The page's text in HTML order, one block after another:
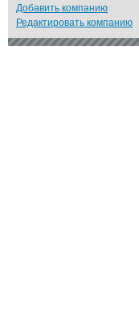
Добавить компанию
Редактировать компанию